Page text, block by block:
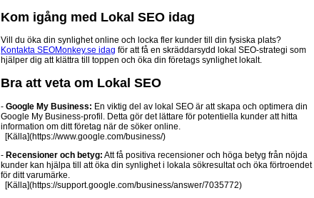
Kom igång med Lokal SEO idag
Vill du öka din synlighet online och locka fler kunder till din fysiska plats?
Kontakta SEOMonkey.se idag för att få en skräddarsydd lokal SEO-strategi som
hjälper dig att klättra till toppen och öka din företags synlighet lokalt.
Bra att veta om Lokal SEO
- Google My Business: En viktig del av lokal SEO är att skapa och optimera din
Google My Business-profil. Detta gör det lättare för potentiella kunder att hitta
information om ditt företag när de söker online.
[Källa](https://www.google.com/business/)
- Recensioner och betyg: Att få positiva recensioner och höga betyg från nöjda
kunder kan hjälpa till att öka din synlighet i lokala sökresultat och öka förtroendet
för ditt varumärke.
[Källa](https://support.google.com/business/answer/7035772)